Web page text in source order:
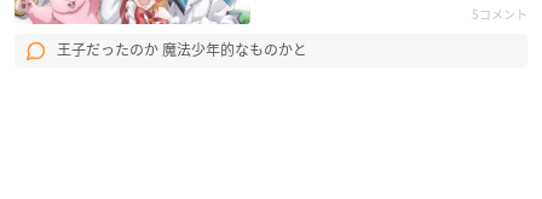
5コメント
王子だったのか 魔法少年的なものかと